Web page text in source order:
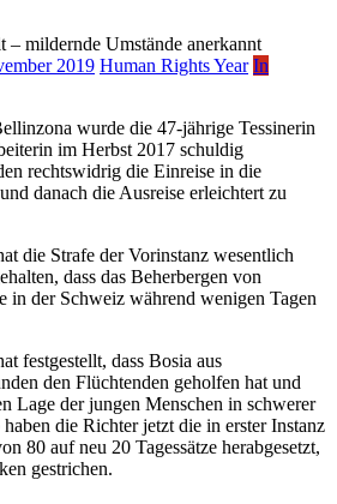
2019 Human Rights Year In
wurde die 47-jährige Tessinerin
im Herbst 2017 schuldig
rechtswidrig die Einreise in die
danach die Ausreise erleichtert zu
die Strafe der Vorinstanz wesentlich
dass das Beherbergen von
in der Schweiz während wenigen Tagen
festgestellt, dass Bosia aus
den Flüchtenden geholfen hat und
Lage der jungen Menschen in schwerer
die Richter jetzt die in erster Instanz
80 auf neu 20 Tagessätze herabgesetzt,
gestrichen.